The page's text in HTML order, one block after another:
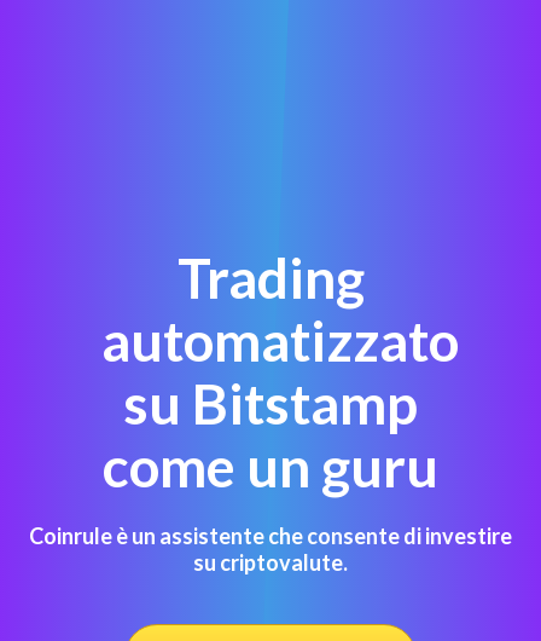
Trading
automatizzato
su Bitstamp
come un guru
Coinrule è un assistente che consente di investire
su criptovalute.